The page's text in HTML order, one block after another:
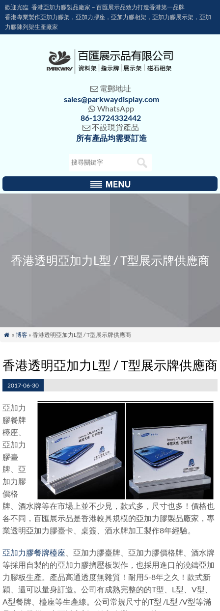
歡迎光臨 香港亞加力膠製品廠家－百匯展示品致力打造香港第一品牌
香港專業製作亞加力膠架，亞加力膠座，亞加力膠相架，亞加力膠展示架，亞加
力膠陳列架生產廠家
 電郵地址
sales@parkwaydisplay.com
 WhatsApp
86-13724332442
不設現貨產品
所有產品均需要訂造
香港透明亞加力L型 / T型展示牌供應商
 » 博客» 香港透明亞加力L型 / T型展示牌供應商
香港透明亞加力L型 / T型展示牌供應商
2017-06-30
亞加力
膠餐牌
檯座、
亞加力
膠臺
牌、亞
加力膠
價格
牌、酒水牌等在市場上並不少見，款式多，尺寸也多！價格也
各不同，百匯展示品是香港較具規模的亞加力膠製品廠家，專
業透明亞加力膠臺卡、桌簽、酒水牌加工製作8年經驗。
亞加力膠餐牌檯座 、亞加力膠臺牌、亞加力膠價格牌、酒水牌
等採用自製的的亞加力膠擠壓板製作，也採用進口的澆鑄亞加
力膠板生產。產品高通透度無雜質！耐用5-8年之久！款式新
穎、還可以量身訂造。公司有成熟完整的的T型、L型、V型、
A型餐牌、檯座等生產線。公司常規尺寸的T型 /L型 /V型等滿